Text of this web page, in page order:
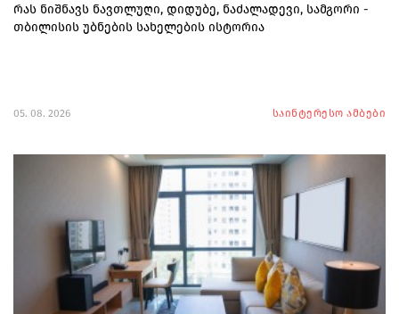
რას ნიშნავს ნავთლუღი, დიდუბე, ნაძალადევი, სამგორი -
თბილისის უბნების სახელების ისტორია
05. 08. 2026 საინტერესო ამბები